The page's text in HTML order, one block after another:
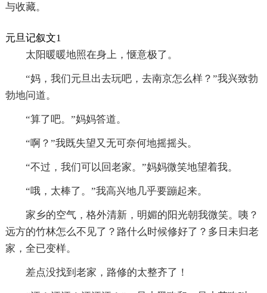
与收藏。
元旦记叙文1
太阳暖暖地照在身上，惬意极了。
“妈，我们元旦出去玩吧，去南京怎么样？”我兴致勃
勃地问道。
“算了吧。”妈妈答道。
“啊？”我既失望又无可奈何地摇摇头。
“不过，我们可以回老家。”妈妈微笑地望着我。
“哦，太棒了。”我高兴地几乎要蹦起来。
家乡的空气，格外清新，明媚的阳光朝我微笑。咦？
远方的竹林怎么不见了？路什么时候修好了？多日未归老
家，全已变样。
差点没找到老家，路修的太整齐了！